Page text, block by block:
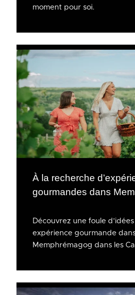
moment pour soi.
À la recherche
gourmandes dans
Découvrez une foule
expérience gourmande
Memphrémagog dans les